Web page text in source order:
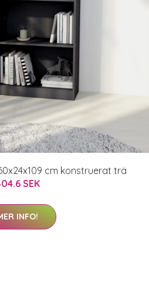
cm konstruerat trä
SEK
INFO!